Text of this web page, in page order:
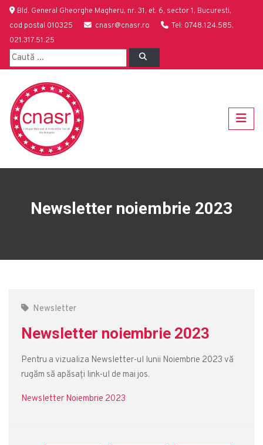
Bld. General Gheorghe Magheru, nr. 31, et. 6, sector 1, Bucuresti,
cod postal 010325
cnasr@cnasr.ro
Tel: 0748.124.585,
021.317.51.25
Newsletter noiembrie 2023
Newsletter
Newsletter noiembrie 2023
Pentru a vizualiza Newsletter-ul lunii Noiembrie 2023 vă
rugăm să apăsați link-ul de mai jos.
Newsletter Noiembrie 2023